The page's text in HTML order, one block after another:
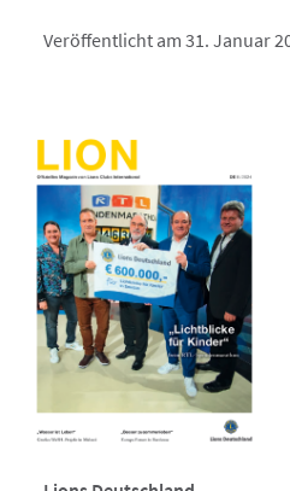
Veröffentlicht am 31. Januar